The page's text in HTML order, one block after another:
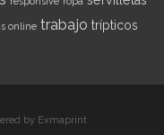
online trabajo trípticos
by Exmaprint